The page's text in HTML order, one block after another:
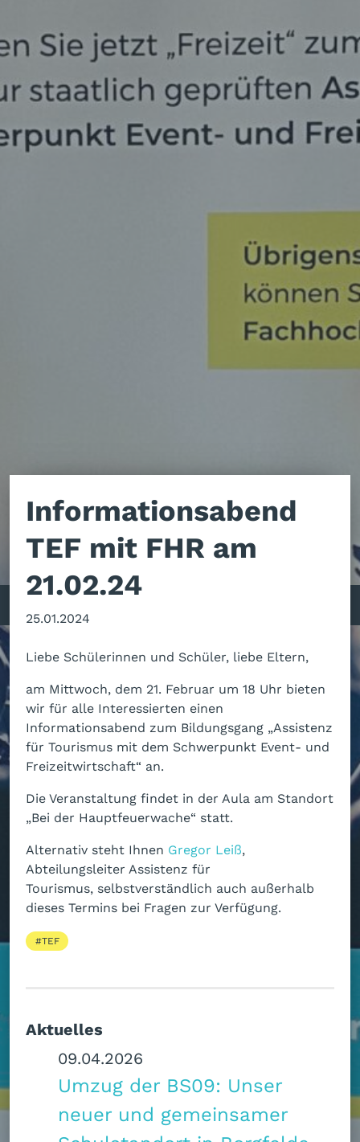
Informationsabend
TEF mit FHR am
21.02.24
25.01.2024
Liebe Schülerinnen und Schüler, liebe Eltern,
am Mittwoch, dem 21. Februar um 18 Uhr bieten
wir für alle Interessierten einen
Informationsabend zum Bildungsgang „Assistenz
für Tourismus mit dem Schwerpunkt Event- und
Freizeitwirtschaft“ an.
Die Veranstaltung findet in der Aula am Standort
„Bei der Hauptfeuerwache“ statt.
Alternativ steht Ihnen Gregor Leiß,
Abteilungsleiter Assistenz für
Tourismus, selbstverständlich auch außerhalb
dieses Termins bei Fragen zur Verfügung.
TEF
Aktuelles
09.04.2026
Umzug der BS09: Unser
neuer und gemeinsamer